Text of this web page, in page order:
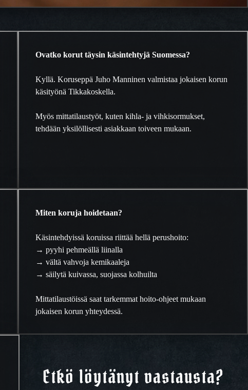
Ovatko korut täysin käsintehtyjä Suomessa?
Kyllä. Koruseppä Juho Manninen valmistaa jokaisen korun
käsityönä Tikkakoskella.
Myös mittatilaustyöt, kuten kihla- ja vihkisormukset,
tehdään yksilöllisesti asiakkaan toiveen mukaan.
Miten koruja hoidetaan?
Käsintehdyissä koruissa riittää hellä perushoito:
→ pyyhi pehmeällä liinalla
→ vältä vahvoja kemikaaleja
→ säilytä kuivassa, suojassa kolhuilta
Mittatilaustöissä saat tarkemmat hoito-ohjeet mukaan
jokaisen korun yhteydessä.
Etkö löytänyt vastausta?